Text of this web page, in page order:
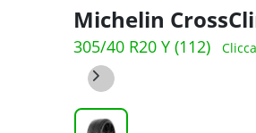
Michelin
305/40 R20 Y (112)